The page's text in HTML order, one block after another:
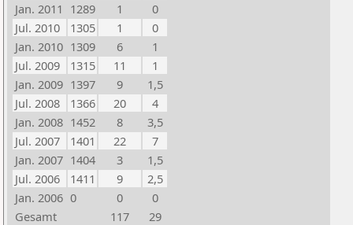
Jan. 2011 1289 1
0
Jul. 2010
1305 1
0
Jan. 2010 1309 6
1
Jul. 2009
1315 11
1
Jan. 2009 1397 9
1,5
Jul. 2008
1366 20
4
Jan. 2008 1452 8
3,5
Jul. 2007
1401 22
7
Jan. 2007 1404 3
1,5
Jul. 2006
1411 9
2,5
Jan. 2006 0 0
0
Gesamt
117 29